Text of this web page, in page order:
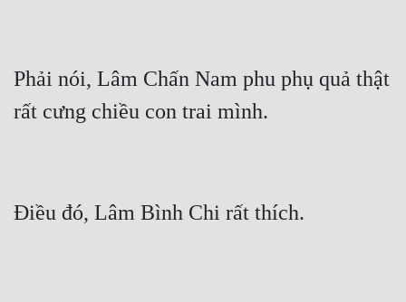
Phải nói, Lâm Chấn Nam phu phụ quả thật